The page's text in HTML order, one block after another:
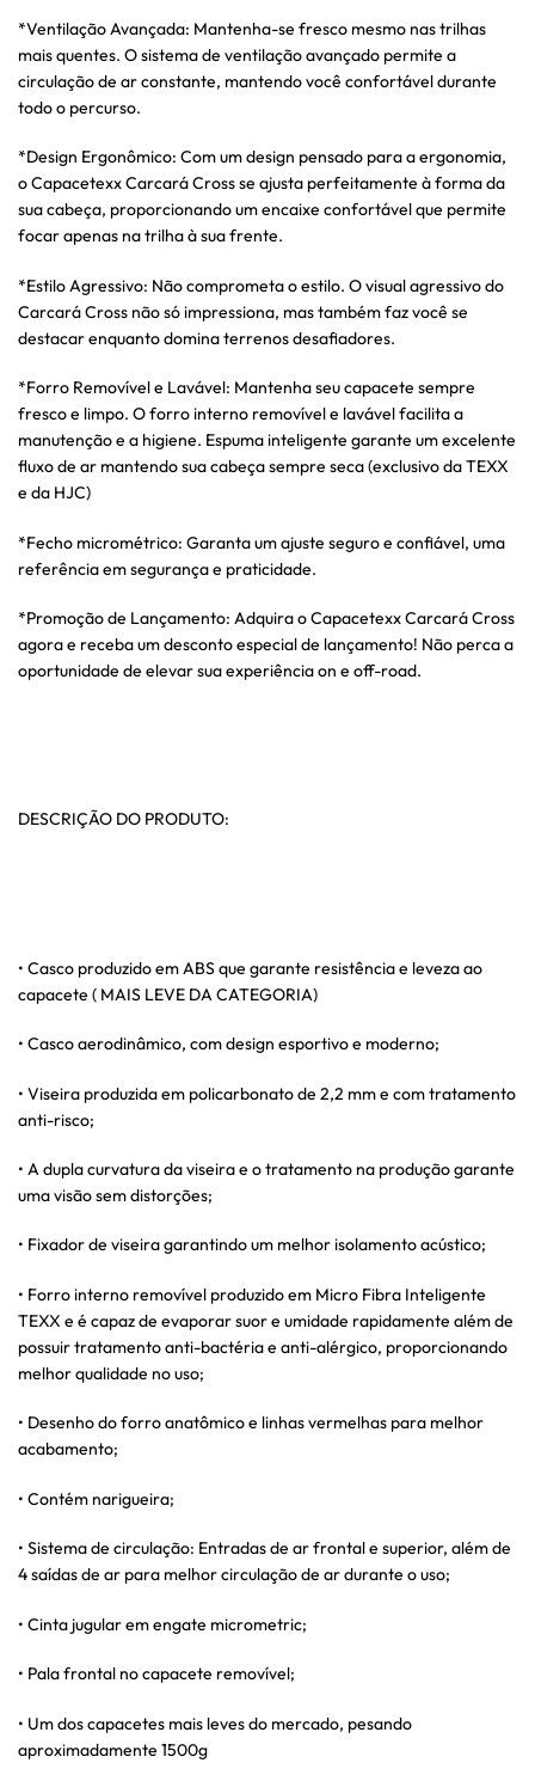
*Ventilação Avançada: Mantenha-se fresco mesmo nas trilhas
mais quentes. O sistema de ventilação avançado permite a
circulação de ar constante, mantendo você confortável durante
todo o percurso.
*Design Ergonômico: Com um design pensado para a ergonomia,
o Capacetexx Carcará Cross se ajusta perfeitamente à forma da
sua cabeça, proporcionando um encaixe confortável que permite
focar apenas na trilha à sua frente.
*Estilo Agressivo: Não comprometa o estilo. O visual agressivo do
Carcará Cross não só impressiona, mas também faz você se
destacar enquanto domina terrenos desafiadores.
*Forro Removível e Lavável: Mantenha seu capacete sempre
fresco e limpo. O forro interno removível e lavável facilita a
manutenção e a higiene. Espuma inteligente garante um excelente
fluxo de ar mantendo sua cabeça sempre seca (exclusivo da TEXX
e da HJC)
*Fecho micrométrico: Garanta um ajuste seguro e confiável, uma
referência em segurança e praticidade.
*Promoção de Lançamento: Adquira o Capacetexx Carcará Cross
agora e receba um desconto especial de lançamento! Não perca a
oportunidade de elevar sua experiência on e off-road.
DESCRIÇÃO DO PRODUTO:
• Casco produzido em ABS que garante resistência e leveza ao
capacete ( MAIS LEVE DA CATEGORIA)
• Casco aerodinâmico, com design esportivo e moderno;
• Viseira produzida em policarbonato de 2,2 mm e com tratamento
anti-risco;
• A dupla curvatura da viseira e o tratamento na produção garante
uma visão sem distorções;
• Fixador de viseira garantindo um melhor isolamento acústico;
• Forro interno removível produzido em Micro Fibra Inteligente
TEXX e é capaz de evaporar suor e umidade rapidamente além de
possuir tratamento anti-bactéria e anti-alérgico, proporcionando
melhor qualidade no uso;
• Desenho do forro anatômico e linhas vermelhas para melhor
acabamento;
• Contém narigueira;
• Sistema de circulação: Entradas de ar frontal e superior, além de
4 saídas de ar para melhor circulação de ar durante o uso;
• Cinta jugular em engate micrometric;
• Pala frontal no capacete removível;
• Um dos capacetes mais leves do mercado, pesando
aproximadamente 1500g